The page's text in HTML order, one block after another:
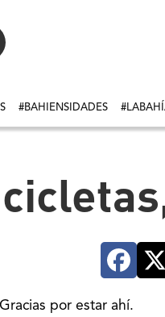
#BAHIENSIDADES
por estar ahí.